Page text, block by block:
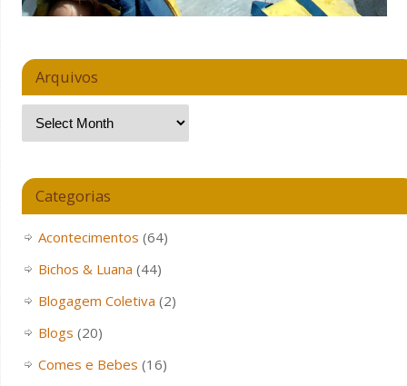
Arquivos
Categorias
Acontecimentos (64)
Bichos & Luana (44)
Blogagem Coletiva (2)
Blogs (20)
Comes e Bebes (16)